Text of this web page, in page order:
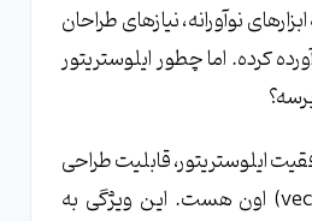
نوآورانه، نیازهای طراحان
کرده. اما چطور ایلوستریتور
ایلوستریتور، قابلیت طراحی
برداری (vector design) اون هست. این ویژگی به